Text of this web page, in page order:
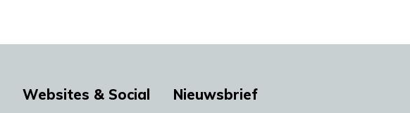
Websites & Social Nieuwsbrief